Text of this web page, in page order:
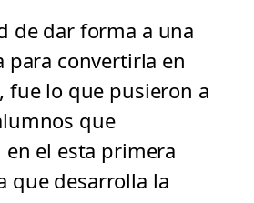
de dar forma a una
para convertirla en
fue lo que pusieron a
que
el esta primera
que desarrolla la